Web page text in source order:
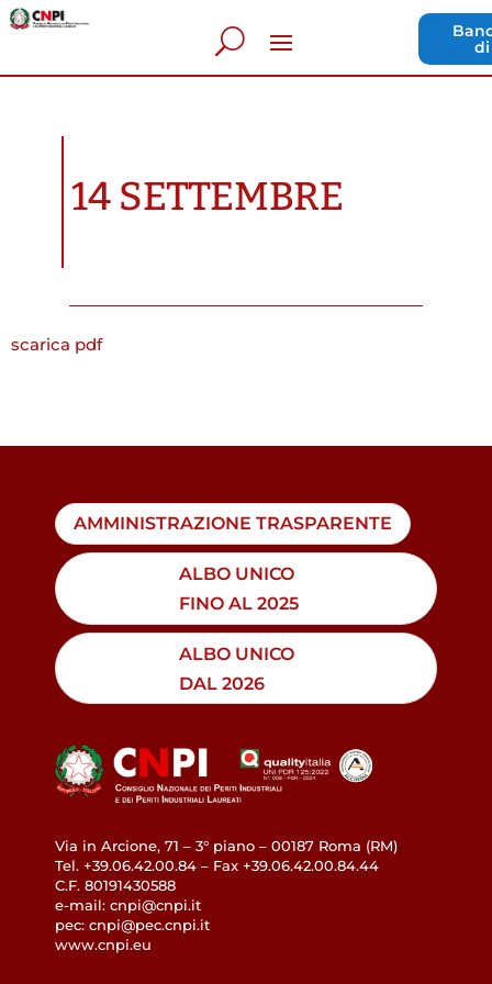
14 SETTEMBRE
scarica pdf
AMMINISTRAZIONE TRASPARENTE
ALBO UNICO
FINO AL 2025
ALBO UNICO
DAL 2026
Via in Arcione, 71 – 3° piano – 00187 Roma (RM)
Tel. +39.06.42.00.84 – Fax +39.06.42.00.84.44
C.F. 80191430588
e-mail: cnpi@cnpi.it
pec: cnpi@pec.cnpi.it
www.cnpi.eu